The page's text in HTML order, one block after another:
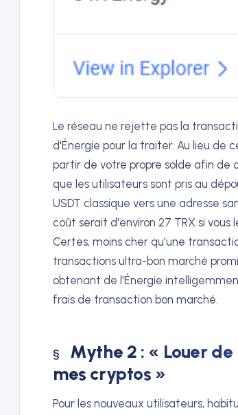
Le réseau ne rejette pas la
d'Énergie pour la traiter. Au lieu de
partir de votre propre solde afin de
que les utilisateurs sont pris au
USDT classique vers une adresse
coût serait d'environ 27 TRX si
Certes, moins cher qu'une
transactions ultra-bon marché
obtenant de l'Énergie
frais de transaction bon marché.
Mythe 2 : « Louer
mes cryptos »
Pour les nouveaux utilisateurs,